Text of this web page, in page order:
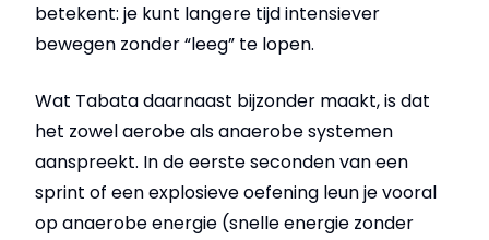
betekent: je kunt langere tijd intensiever
bewegen zonder “leeg” te lopen.
Wat Tabata daarnaast bijzonder maakt, is dat
het zowel aerobe als anaerobe systemen
aanspreekt. In de eerste seconden van een
sprint of een explosieve oefening leun je vooral
op anaerobe energie (snelle energie zonder